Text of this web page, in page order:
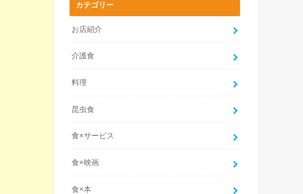
カテゴリー
お店紹介
介護食
料理
昆虫食
食×サービス
食×映画
食×本